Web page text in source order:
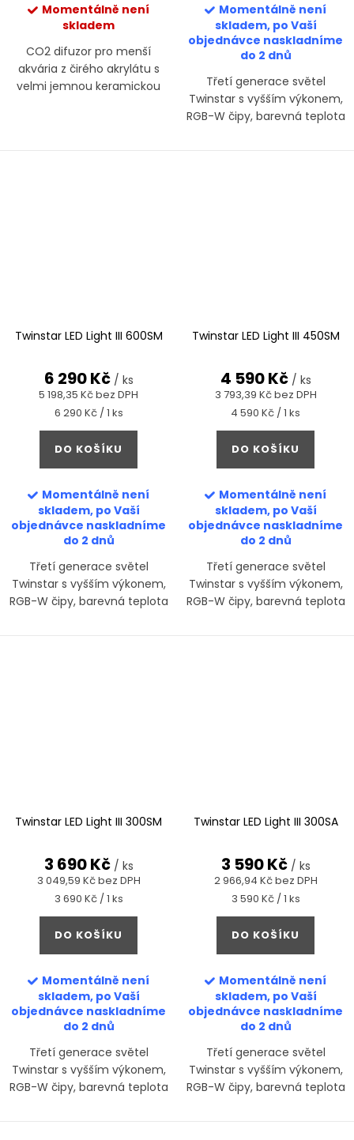
Momentálně není
skladem
CO2 difuzor pro menší
akvária z čirého akrylátu s
velmi jemnou keramickou
Momentálně není
skladem, po Vaší
objednávce naskladníme
do 2 dnů
Třetí generace světel
Twinstar s vyšším výkonem,
RGB-W čipy, barevná teplota
Twinstar LED Light III 600SM
5 198,35 Kč bez DPH
6 290 Kč / ks
Měrná
cena:
6 290 Kč / 1 ks
DO KOŠÍKU
Momentálně není
skladem, po Vaší
objednávce naskladníme
do 2 dnů
Třetí generace světel
Twinstar s vyšším výkonem,
RGB-W čipy, barevná teplota
Twinstar LED Light III 450SM
3 793,39 Kč bez DPH
4 590 Kč / ks
Měrná
cena:
4 590 Kč / 1 ks
DO KOŠÍKU
Momentálně není
skladem, po Vaší
objednávce naskladníme
do 2 dnů
Třetí generace světel
Twinstar s vyšším výkonem,
RGB-W čipy, barevná teplota
Twinstar LED Light III 300SM
3 049,59 Kč bez DPH
3 690 Kč / ks
Měrná
cena:
3 690 Kč / 1 ks
DO KOŠÍKU
Momentálně není
skladem, po Vaší
objednávce naskladníme
do 2 dnů
Třetí generace světel
Twinstar s vyšším výkonem,
RGB-W čipy, barevná teplota
Twinstar LED Light III 300SA
2 966,94 Kč bez DPH
3 590 Kč / ks
Měrná
cena:
3 590 Kč / 1 ks
DO KOŠÍKU
Momentálně není
skladem, po Vaší
objednávce naskladníme
do 2 dnů
Třetí generace světel
Twinstar s vyšším výkonem,
RGB-W čipy, barevná teplota